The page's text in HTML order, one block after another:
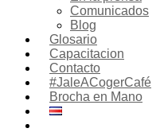
Comunicados
Blog
Glosario
Capacitacion
Contacto
#JaleACogerCafé
Brocha en Mano